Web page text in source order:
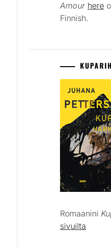
Amour here
Finnish.
Romaanini
sivuilta